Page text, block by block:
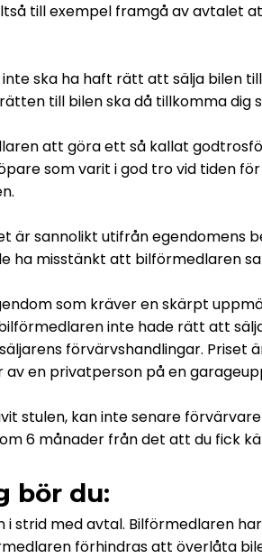
till exempel framgå av avtalet
ska ha haft rätt att sälja bilen
till bilen ska då tillkomma dig
att göra ett så kallat
som varit i god tro vid tiden
är sannolikt utifrån egendomens
ha misstänkt att bilförmedlaren
som kräver en skärpt
inte hade rätt att
förvärvshandlingar. Priset
av en privatperson på en
stulen, kan inte senare
6 månader från det att du fick
bör du:
strid med avtal. Bilförmedlaren
förhindras att överlåta